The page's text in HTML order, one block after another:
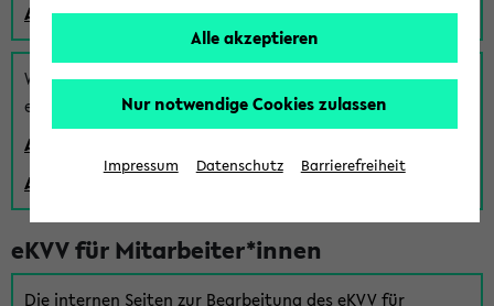
Anmeldung zum eKVV der Studierenden
Wenn Sie (noch) kein Uni Login haben, können Sie das
eKVV auch über einen Gastzugang verwenden:
Anmeldung über einen vorhandenen Gastzugang
Anlegen eines neuen Gastzugangs
eKVV für Mitarbeiter*innen
Die internen Seiten zur Bearbeitung des eKVV für
Alle akzeptieren
Nur notwendige Cookies zulassen
Impressum Datenschutz Barrierefreiheit